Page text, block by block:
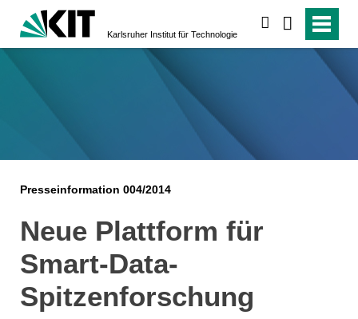
Karlsruher Institut für Technologie
Presseinformation 004/2014
Neue Plattform für
Smart-Data-
Spitzenforschung